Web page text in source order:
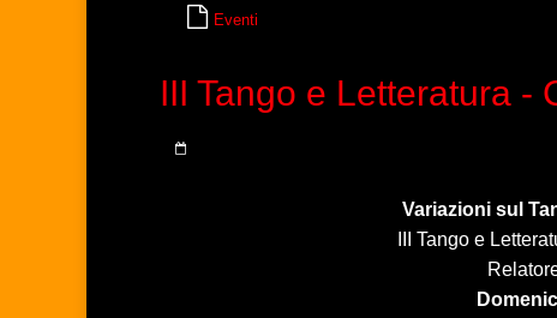
Eventi
III Tango e Letteratura -
Variazioni sul
III Tango e